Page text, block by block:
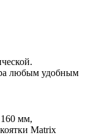
любым удобным
мм,
Matrix